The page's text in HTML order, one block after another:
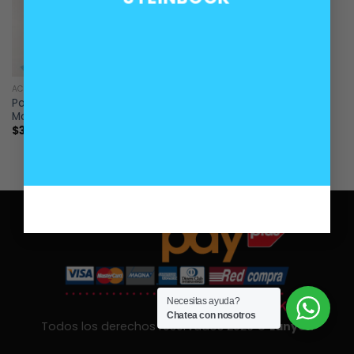
ACCESORIOS
Pomo palanca caja manual
Modelo A
$30.000
Todos los derechos reservados 2026 ©Lanyon
Necesitas ayuda?
Chatea con nosotros